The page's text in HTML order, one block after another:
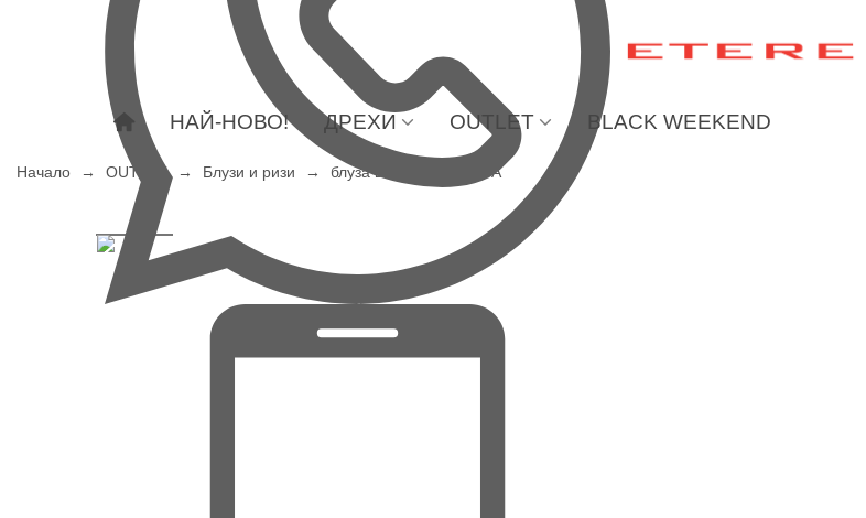
НАЙ-НОВО! ДРЕХИ OUTLET BLACK WEEKEND
Начало → OUTLET → Блузи и ризи → блуза в щампа BALADA